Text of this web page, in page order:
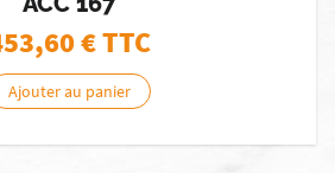
€ TTC
Ajouter au panier